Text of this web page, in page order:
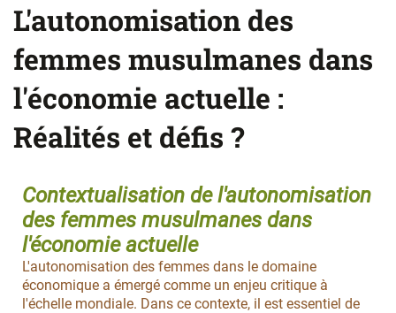
L'autonomisation des
femmes musulmanes dans
l'économie actuelle :
Réalités et défis ?
Contextualisation de l'autonomisation
des femmes musulmanes dans
l'économie actuelle
L'autonomisation des femmes dans le domaine
économique a émergé comme un enjeu critique à
l'échelle mondiale. Dans ce contexte, il est essentiel de